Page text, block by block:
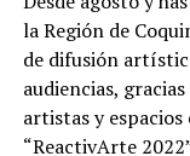
la Región de
de difusión
audiencias,
artistas y
“ReactivArte